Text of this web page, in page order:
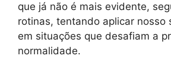
que já não é mais evidente,
rotinas, tentando aplicar nosso
em situações que desafiam a
normalidade.